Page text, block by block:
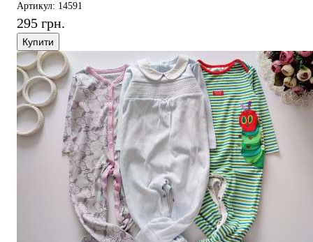
Артикул: 14591
295 грн.
Купити